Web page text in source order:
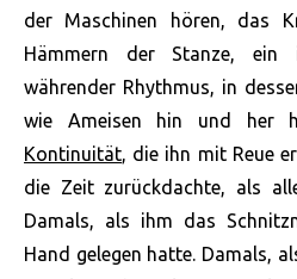
der Maschinen hören, das
Hämmern der Stanze, ein
währender Rhythmus, in
wie Ameisen hin und her
Kontinuität, die ihn mit Reue
die Zeit zurückdachte, als
Damals, als ihm das
Hand gelegen hatte. Damals,